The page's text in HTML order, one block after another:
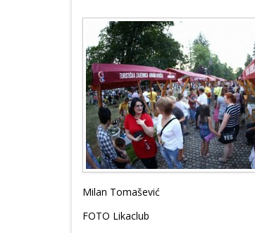
Milan Tomašević
FOTO Likaclub